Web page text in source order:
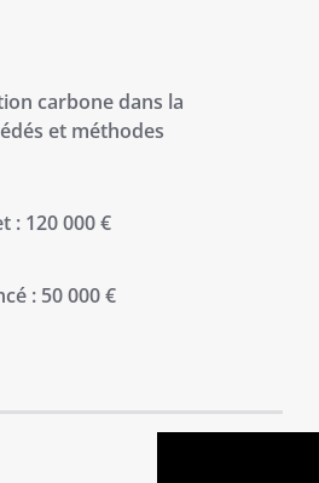
carbone dans la
et méthodes
: 120 000 €
: 50 000 €